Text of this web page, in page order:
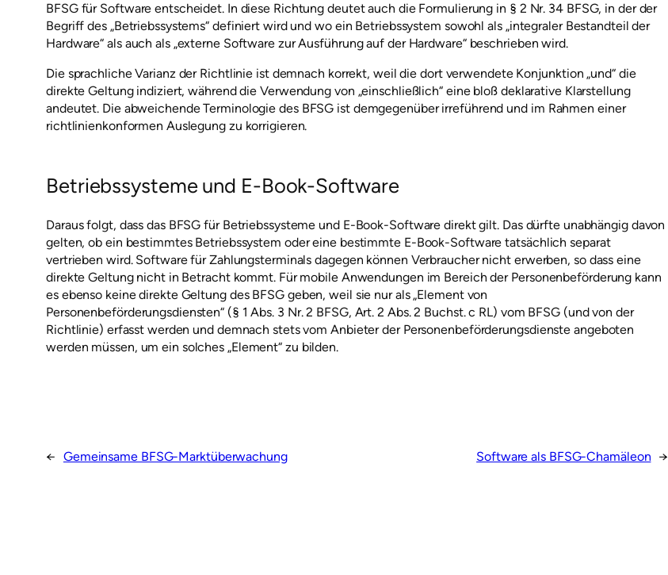
BFSG für Software entscheidet. In diese Richtung deutet auch die Formulierung in § 2 Nr. 34 BFSG, in der der
Begriff des „Betriebssystems“ definiert wird und wo ein Betriebssystem sowohl als „integraler Bestandteil der
Hardware“ als auch als „externe Software zur Ausführung auf der Hardware“ beschrieben wird.
Die sprachliche Varianz der Richtlinie ist demnach korrekt, weil die dort verwendete Konjunktion „und“ die
direkte Geltung indiziert, während die Verwendung von „einschließlich“ eine bloß deklarative Klarstellung
andeutet. Die abweichende Terminologie des BFSG ist demgegenüber irreführend und im Rahmen einer
richtlinienkonformen Auslegung zu korrigieren.
Betriebssysteme und E-Book-Software
Daraus folgt, dass das BFSG für Betriebssysteme und E-Book-Software direkt gilt. Das dürfte unabhängig davon
gelten, ob ein bestimmtes Betriebssystem oder eine bestimmte E-Book-Software tatsächlich separat
vertrieben wird. Software für Zahlungsterminals dagegen können Verbraucher nicht erwerben, so dass eine
direkte Geltung nicht in Betracht kommt. Für mobile Anwendungen im Bereich der Personenbeförderung kann
es ebenso keine direkte Geltung des BFSG geben, weil sie nur als „Element von
Personenbeförderungsdiensten“ (§ 1 Abs. 3 Nr. 2 BFSG, Art. 2 Abs. 2 Buchst. c RL) vom BFSG (und von der
Richtlinie) erfasst werden und demnach stets vom Anbieter der Personenbeförderungsdienste angeboten
werden müssen, um ein solches „Element“ zu bilden.
← Gemeinsame BFSG-Marktüberwachung Software als BFSG-Chamäleon →